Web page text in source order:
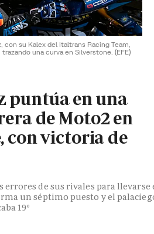
con su Kalex del Italtrans Racing Team,
trazando una curva en Silverstone. (EFE)
puntúa en una
de Moto2 en
con victoria de
errores de sus rivales para llevarse
un séptimo puesto y el
19º